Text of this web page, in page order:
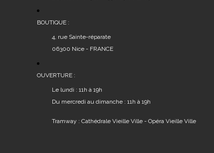
BOUTIQUE :
4, rue Sainte-réparate
06300 Nice - FRANCE
OUVERTURE :
Le lundi : 11h à 19h
Du mercredi au dimanche : 11h à 19h
Tramway : Cathédrale Vieille Ville - Opéra Vieille Ville